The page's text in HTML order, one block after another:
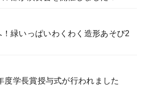
緑いっぱいわくわく造形あそび2
度学長賞授与式が行われました